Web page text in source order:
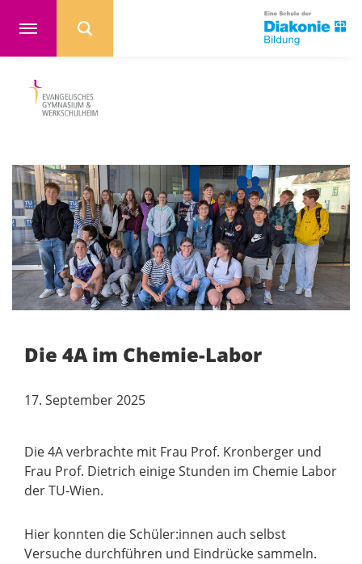
Die 4A im Chemie-Labor
17. September 2025
Die 4A verbrachte mit Frau Prof. Kronberger und
Frau Prof. Dietrich einige Stunden im Chemie Labor
der TU-Wien.
Hier konnten die Schüler:innen auch selbst
Versuche durchführen und Eindrücke sammeln.